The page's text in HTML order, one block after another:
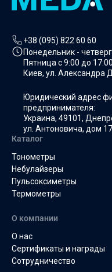
+38 (095) 822 60 60
Понедельник -
Пятница с9:00 до 17:00
Киев, ул. Александра
Юридический адрес
предпринимателя:
Украина, 49101,
ул. Антоновича, дом
Каталог
Тонометры
Небулайзеры
Пульсоксиметры
Термометры
О компании
О нас
Сертификаты и награды
Сотрудничество